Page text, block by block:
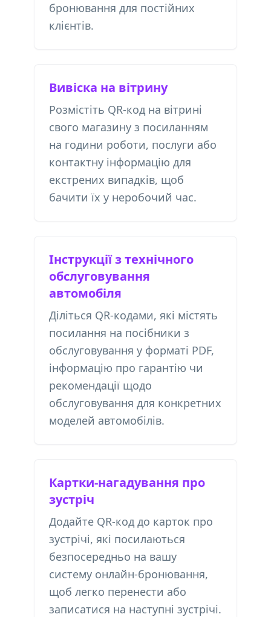
бронювання для постійних
клієнтів.
Вивіска на вітрину
Розмістіть QR-код на вітрині
свого магазину з посиланням
на години роботи, послуги або
контактну інформацію для
екстрених випадків, щоб
бачити їх у неробочий час.
Інструкції з технічного
обслуговування
автомобіля
Діліться QR-кодами, які містять
посилання на посібники з
обслуговування у форматі PDF,
інформацію про гарантію чи
рекомендації щодо
обслуговування для конкретних
моделей автомобілів.
Картки-нагадування про
зустріч
Додайте QR-код до карток про
зустрічі, які посилаються
безпосередньо на вашу
систему онлайн-бронювання,
щоб легко перенести або
записатися на наступні зустрічі.